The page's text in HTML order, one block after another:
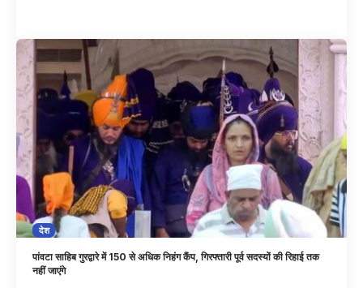
देश
पांवटा साहिब गुरद्वारे में 150 से अधिक निहंग कैंप, गिरफ्तारी पूर्व सदस्यों की रिहाई तक
नहीं जाएंगे